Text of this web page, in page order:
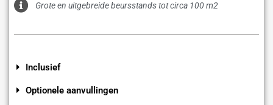
Grote en uitgebreide beursstands tot circa 100 m2
Inclusief
Optionele aanvullingen